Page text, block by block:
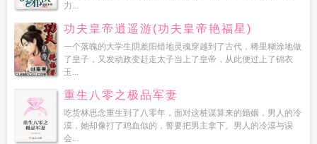
力...
功夫皇帝逍遥游(功夫皇帝艳福星)
一个落魄的大学生阴差阳错地灵魂穿越到了古代，稀里糊涂地做
了皇子，又发动政变赶走太子当上了皇帝，从此便过上了锦衣
玉...
重生八零之极品军妻
吃货林思念重生到了八零年，面对这桩谋算来的婚姻，男人的冷
漠，她却像打了鸡血似的，誓要把男主拿下。男人的冷漠与误
会...